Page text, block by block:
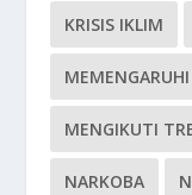
KRISIS IKLIM
MENGIKUTI
NARKOBA